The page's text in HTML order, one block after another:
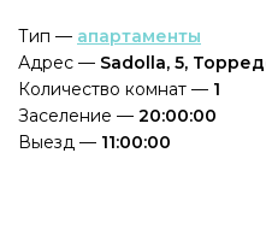
Тип — апартаменты
Адрес — Sadolla, 5,
Количество комнат — 1
Заселение — 20:00:00
Выезд — 11:00:00